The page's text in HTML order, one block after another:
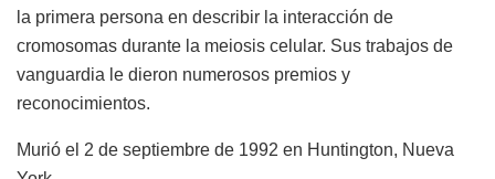
la primera persona en describir la interacción de
cromosomas durante la meiosis celular. Sus trabajos de
vanguardia le dieron numerosos premios y
reconocimientos.
Murió el 2 de septiembre de 1992 en Huntington, Nueva